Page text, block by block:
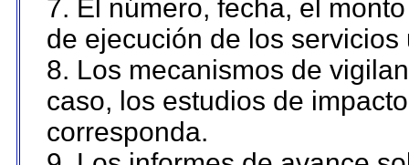
7. El número, fecha, el
de ejecución de los servicios
8. Los mecanismos de
caso, los estudios de
corresponda.